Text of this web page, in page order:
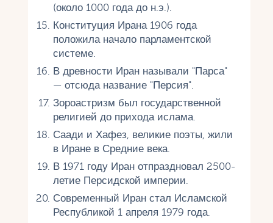
(около 1000 года до н.э.).
Конституция Ирана 1906 года
положила начало парламентской
системе.
В древности Иран называли "Парса"
— отсюда название "Персия".
Зороастризм был государственной
религией до прихода ислама.
Саади и Хафез, великие поэты, жили
в Иране в Средние века.
В 1971 году Иран отпраздновал 2500-
летие Персидской империи.
Современный Иран стал Исламской
Республикой 1 апреля 1979 года.